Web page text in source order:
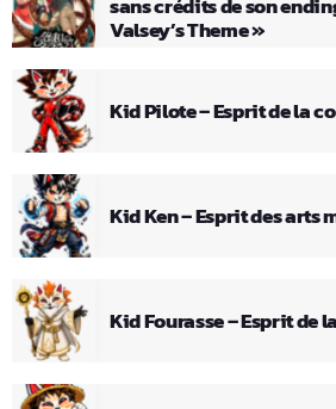
Valsey’s Theme »
Kid Pilote – Esprit de la
Kid Ken – Esprit des arts
Kid Fourasse – Esprit de